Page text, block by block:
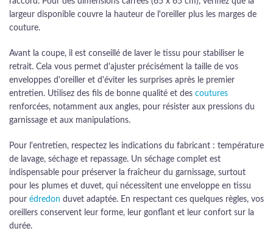
largeur disponible couvre la hauteur de l'oreiller plus les marges de
couture.
Avant la coupe, il est conseillé de laver le tissu pour stabiliser le
retrait. Cela vous permet d'ajuster précisément la taille de vos
enveloppes d'oreiller et d'éviter les surprises après le premier
entretien. Utilisez des fils de bonne qualité et des coutures
renforcées, notamment aux angles, pour résister aux pressions du
garnissage et aux manipulations.
Pour l'entretien, respectez les indications du fabricant : température
de lavage, séchage et repassage. Un séchage complet est
indispensable pour préserver la fraîcheur du garnissage, surtout
pour les plumes et duvet, qui nécessitent une enveloppe en tissu
pour édredon duvet adaptée. En respectant ces quelques règles, vos
oreillers conservent leur forme, leur gonflant et leur confort sur la
durée.